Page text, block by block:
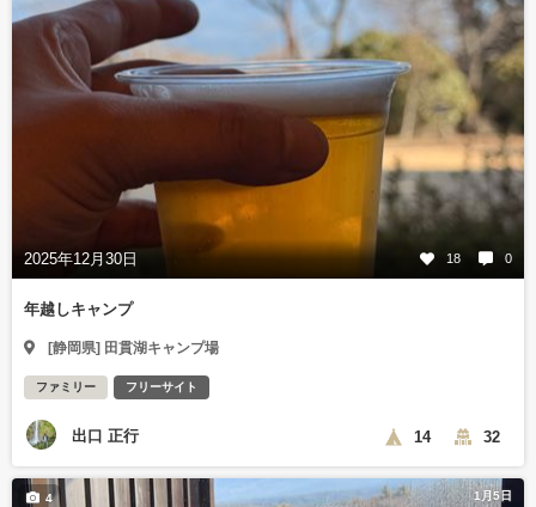
2025年12月30日 18 0
年越しキャンプ
[静岡県] 田貫湖キャンプ場
ファミリー フリーサイト
出口 正行 14 32
1月5日
4